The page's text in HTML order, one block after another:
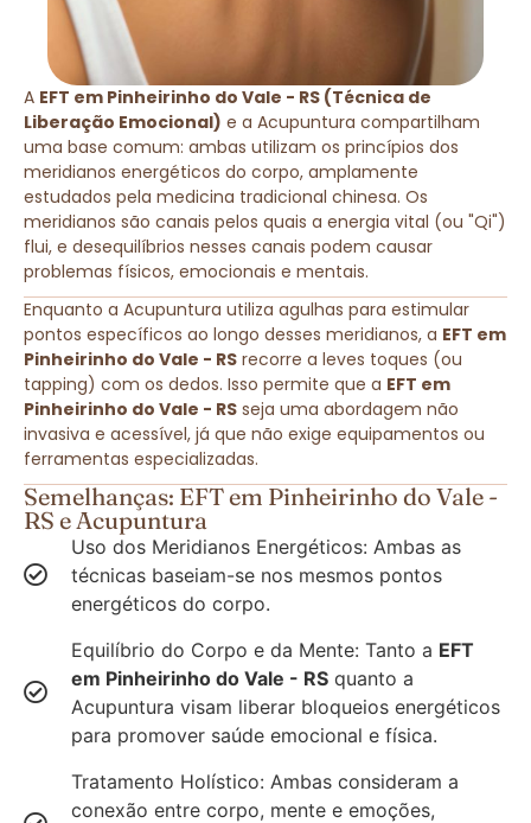
A EFT em Pinheirinho do Vale - RS (Técnica de
Liberação Emocional) e a Acupuntura compartilham
uma base comum: ambas utilizam os princípios dos
meridianos energéticos do corpo, amplamente
estudados pela medicina tradicional chinesa. Os
meridianos são canais pelos quais a energia vital (ou "Qi")
flui, e desequilíbrios nesses canais podem causar
problemas físicos, emocionais e mentais.
Enquanto a Acupuntura utiliza agulhas para estimular
pontos específicos ao longo desses meridianos, a EFT em
Pinheirinho do Vale - RS recorre a leves toques (ou
tapping) com os dedos. Isso permite que a EFT em
Pinheirinho do Vale - RS seja uma abordagem não
invasiva e acessível, já que não exige equipamentos ou
ferramentas especializadas.
Semelhanças: EFT em Pinheirinho do Vale -
RS e Acupuntura
Uso dos Meridianos Energéticos: Ambas as
técnicas baseiam-se nos mesmos pontos
energéticos do corpo.
Equilíbrio do Corpo e da Mente: Tanto a EFT
em Pinheirinho do Vale - RS quanto a
Acupuntura visam liberar bloqueios energéticos
para promover saúde emocional e física.
Tratamento Holístico: Ambas consideram a
conexão entre corpo, mente e emoções,